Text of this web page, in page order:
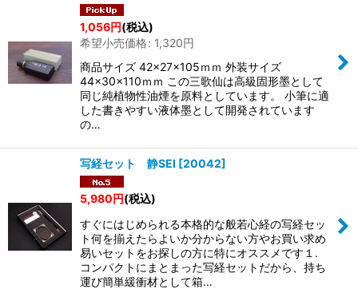
1,056円(税込)
希望小売価格: 1,320円
商品サイズ 42×27×105ｍｍ 外装サイズ
44×30×110ｍｍ この三歌仙は高級固形墨として
同じ純植物性油煙を原料としています。 小筆に適
した書きやすい液体墨として開発されています
の…
写経セット 静SEI [20042]
5,980円(税込)
すぐにはじめられる本格的な般若心経の写経セッ
ト何を揃えたらよいか分からない方やお買い求め
易いセットをお探しの方に特にオススメです１.
コンパクトにまとまった写経セットだから、持ち
運び簡単緩衝材として箱…